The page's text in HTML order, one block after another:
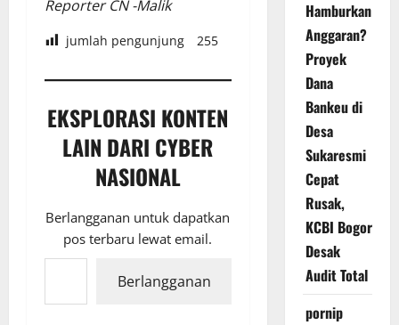
Reporter CN -Malik
jumlah pengunjung 255
EKSPLORASI KONTEN
LAIN DARI CYBER
NASIONAL
Berlangganan untuk dapatkan
pos terbaru lewat email.
Ketikkan email Anda...
Berlangganan
Hamburkan
Anggaran?
Proyek
Dana
Bankeu di
Desa
Sukaresmi
Cepat
Rusak,
KCBI Bogor
Desak
Audit Total
pornip